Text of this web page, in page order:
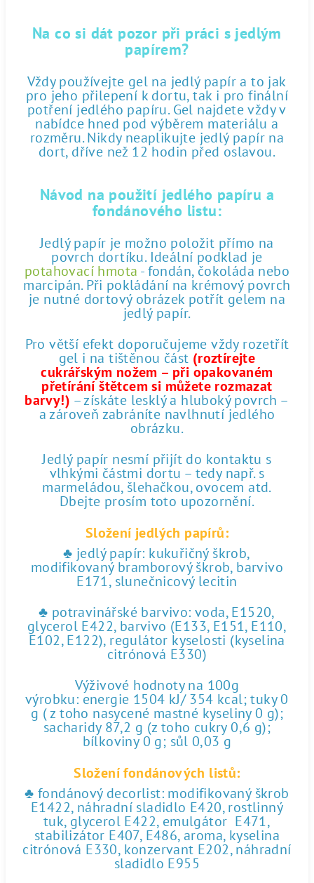
Na co si dát pozor při práci s jedlým
papírem?
Vždy používejte gel na jedlý papír a to jak
pro jeho přilepení k dortu, tak i pro finální
potření jedlého papíru. Gel najdete vždy v
nabídce hned pod výběrem materiálu a
rozměru. Nikdy neaplikujte jedlý papír na
dort, dříve než 12 hodin před oslavou.
Návod na použití jedlého papíru a
fondánového listu:
Jedlý papír je možno položit přímo na
povrch dortíku. Ideální podklad je
potahovací hmota - fondán, čokoláda nebo
marcipán. Při pokládání na krémový povrch
je nutné dortový obrázek potřít gelem na
jedlý papír.
Pro větší efekt doporučujeme vždy rozetřít
gel i na tištěnou část (roztírejte
cukrářským nožem – při opakovaném
přetírání štětcem si můžete rozmazat
barvy!) – získáte lesklý a hluboký povrch –
a zároveň zabráníte navlhnutí jedlého
obrázku.
Jedlý papír nesmí přijít do kontaktu s
vlhkými částmi dortu – tedy např. s
marmeládou, šlehačkou, ovocem atd.
Dbejte prosím toto upozornění.
Složení jedlých papírů:
♣ jedlý papír: kukuřičný škrob,
modifikovaný bramborový škrob, barvivo
E171, slunečnicový lecitin
♣ potravinářské barvivo: voda, E1520,
glycerol E422, barvivo (E133, E151, E110,
E102, E122), regulátor kyselosti (kyselina
citrónová E330)
Výživové hodnoty na 100g
výrobku: energie 1504 kJ/ 354 kcal; tuky 0
g ( z toho nasycené mastné kyseliny 0 g);
sacharidy 87,2 g (z toho cukry 0,6 g);
bílkoviny 0 g; sůl 0,03 g
Složení fondánových listů:
♣ fondánový decorlist: modifikovaný škrob
E1422, náhradní sladidlo E420, rostlinný
tuk, glycerol E422, emulgátor E471,
stabilizátor E407, E486, aroma, kyselina
citrónová E330, konzervant E202, náhradní
sladidlo E955